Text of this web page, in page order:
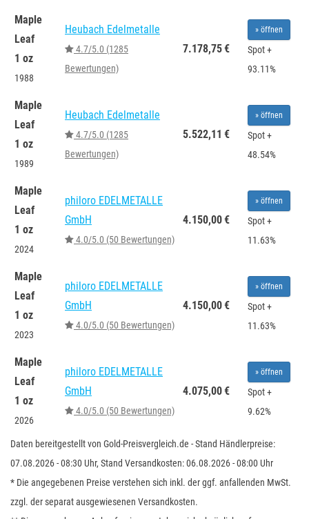
Maple
Leaf
1 oz
1988
Heubach Edelmetalle
4.7/5.0 (1285
Bewertungen)
7.178,75 €
» öffnen
Spot +
93.11%
Maple
Leaf
1 oz
1989
Heubach Edelmetalle
4.7/5.0 (1285
Bewertungen)
5.522,11 €
» öffnen
Spot +
48.54%
Maple
Leaf
1 oz
2024
philoro EDELMETALLE
GmbH
4.0/5.0 (50 Bewertungen)
4.150,00 €
» öffnen
Spot +
11.63%
Maple
Leaf
1 oz
2023
philoro EDELMETALLE
GmbH
4.0/5.0 (50 Bewertungen)
4.150,00 €
» öffnen
Spot +
11.63%
Maple
Leaf
1 oz
2026
philoro EDELMETALLE
GmbH
4.0/5.0 (50 Bewertungen)
4.075,00 €
» öffnen
Spot +
9.62%
Daten bereitgestellt von Gold-Preisvergleich.de - Stand Händlerpreise:
07.08.2026 - 08:30 Uhr, Stand Versandkosten: 06.08.2026 - 08:00 Uhr
* Die angegebenen Preise verstehen sich inkl. der ggf. anfallenden MwSt.
zzgl. der separat ausgewiesenen Versandkosten.